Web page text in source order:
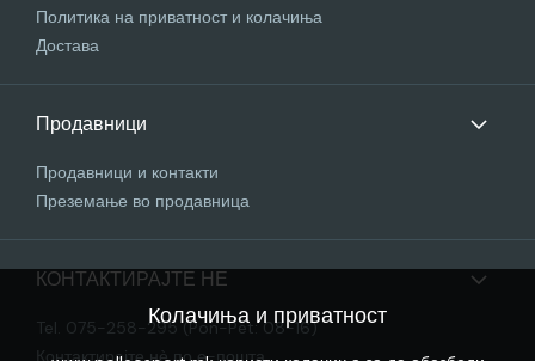
Политика на приватност и колачиња
Достава
Продавници
Продавници и контакти
Преземање во продавница
КОНТАКТИРАЈТЕ НЕ
Tel. 075-258-295 (Pon-Pet: 08-16)
Контактирајте нѐ по е-пошта
Колачиња и приватност